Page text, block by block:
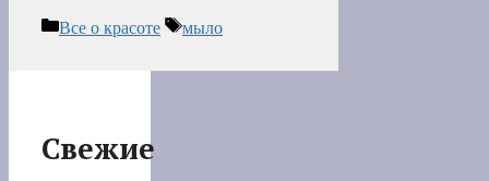
Рубрики
Все о красоте Метки
мыло
Свежие